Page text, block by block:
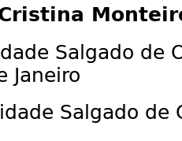
Salgado de
Janeiro
Salgado de